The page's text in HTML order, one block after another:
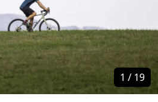
1 / 19
1 / 19